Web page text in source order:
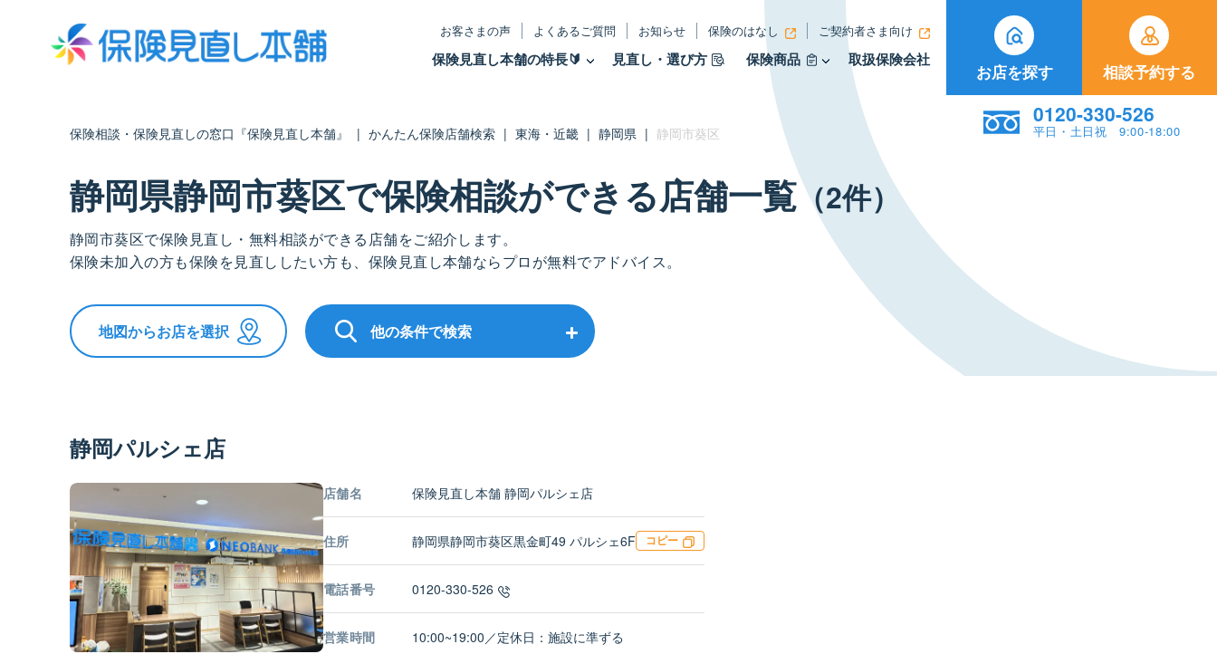
お客さまの声 よくあるご質問 お知らせ 保険のはなし ご契約者さま向け
保険見直し本舗の特長🔰 見直し・選び方 保険商品 取扱保険会社
お店を探す 相談予約する
0120-330-526
平日・土日祝 9:00-18:00
保険相談・保険見直しの窓口『保険見直し本舗』 | かんたん保険店舗検索 | 東海・近畿 | 静岡県 | 静岡市葵区
静岡県静岡市葵区で保険相談ができる店舗⼀覧（2件）
静岡市葵区で保険見直し・無料相談ができる店舗をご紹介します。
保険未加入の方も保険を見直ししたい方も、保険見直し本舗ならプロが無料でアドバイス。
地図からお店を選択 他の条件で検索
静岡パルシェ店
店舗名 保険見直し本舗 静岡パルシェ店
住所 静岡県静岡市葵区黒金町49 パルシェ6F コピー
電話番号 0120-330-526
営業時間 10:00~19:00／定休日：施設に準ずる